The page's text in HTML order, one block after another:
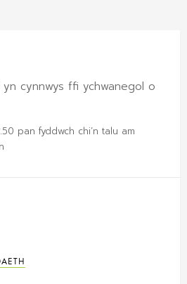
cynnwys ffi ychwanegol o
pan fyddwch chi’n talu am